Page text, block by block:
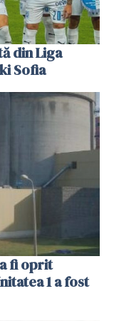
din Liga
Sofia
fi oprit
1 a fost